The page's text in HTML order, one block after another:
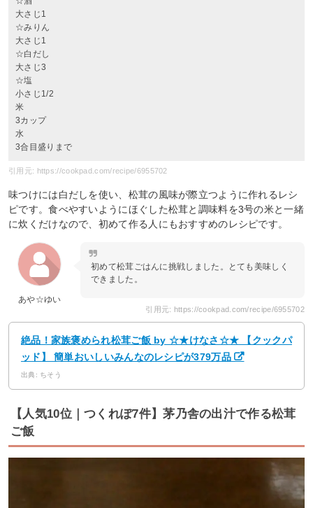
大さじ1
☆みりん
大さじ1
☆白だし
大さじ3
☆塩
小さじ1/2
米
3カップ
水
3合目盛りまで
引用元: https://cookpad.com/recipe/6955702
味つけには白だしを使い、松茸の風味が際立つように作れるレシ
ピです。食べやすいようにほぐした松茸と調味料を3号の米と一緒
に炊くだけなので、初めて作る人にもおすすめのレシピです。
あや☆ゆい
初めて松茸ごはんに挑戦しました。とても美味しく
できました。
引用元: https://cookpad.com/recipe/6955702
絶品！家族褒められ松茸ご飯 by ☆★けなさ☆★ 【クックパ
ッド】 簡単おいしいみんなのレシピが379万品
出典: ちそう
【人気10位｜つくれぽ7件】茅乃舎の出汁で作る松茸
ご飯